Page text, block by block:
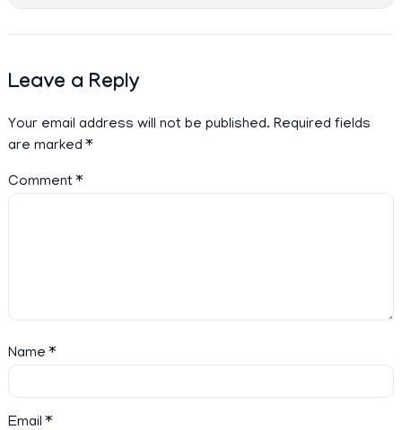
Leave a Reply
Your email address will not be published. Required fields
are marked*
Comment*
Name*
Email*